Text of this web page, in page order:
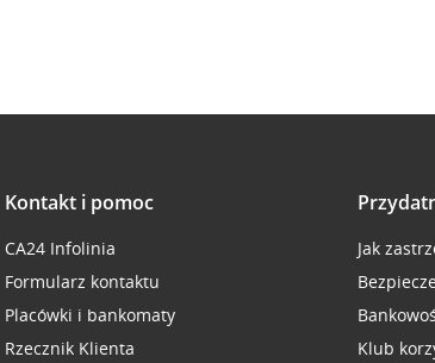
Kontakt i pomoc
CA24 Infolinia
Formularz kontaktu
Placówki i bankomaty
Rzecznik Klienta
Jak
Klub